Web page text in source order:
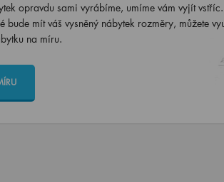
opravdu sami vyrábíme, umíme vám vyjít
bude mít váš vysněný nábytek rozměry, můžete
na míru.